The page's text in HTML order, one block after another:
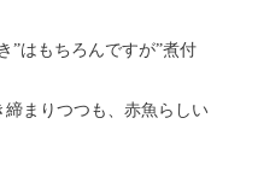
”はもちろんですが”煮付
まりつつも、赤魚らしい